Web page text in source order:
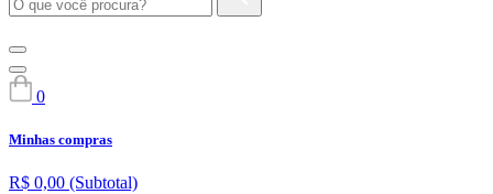
0
Minhas compras
R$ 0,00 (Subtotal)